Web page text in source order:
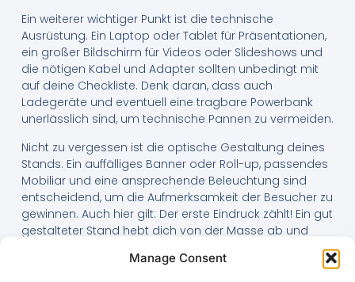
Manage Consent
Ein weiterer wichtiger Punkt ist die technische
Ausrüstung. Ein Laptop oder Tablet für Präsentationen,
ein großer Bildschirm für Videos oder Slideshows und
die nötigen Kabel und Adapter sollten unbedingt mit
auf deine Checkliste. Denk daran, dass auch
Ladegeräte und eventuell eine tragbare Powerbank
unerlässlich sind, um technische Pannen zu vermeiden.
Nicht zu vergessen ist die optische Gestaltung deines
Stands. Ein auffälliges Banner oder Roll-up, passendes
Mobiliar und eine ansprechende Beleuchtung sind
entscheidend, um die Aufmerksamkeit der Besucher zu
gewinnen. Auch hier gilt: Der erste Eindruck zählt! Ein gut
gestalteter Stand hebt dich von der Masse ab und